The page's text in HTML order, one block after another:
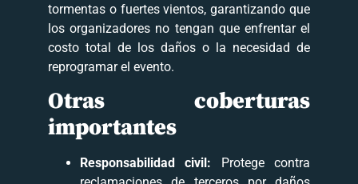
tormentas o fuertes vientos, garantizando que
los organizadores no tengan que enfrentar el
costo total de los daños o la necesidad de
reprogramar el evento.
Otras coberturas
importantes
Responsabilidad civil: Protege contra